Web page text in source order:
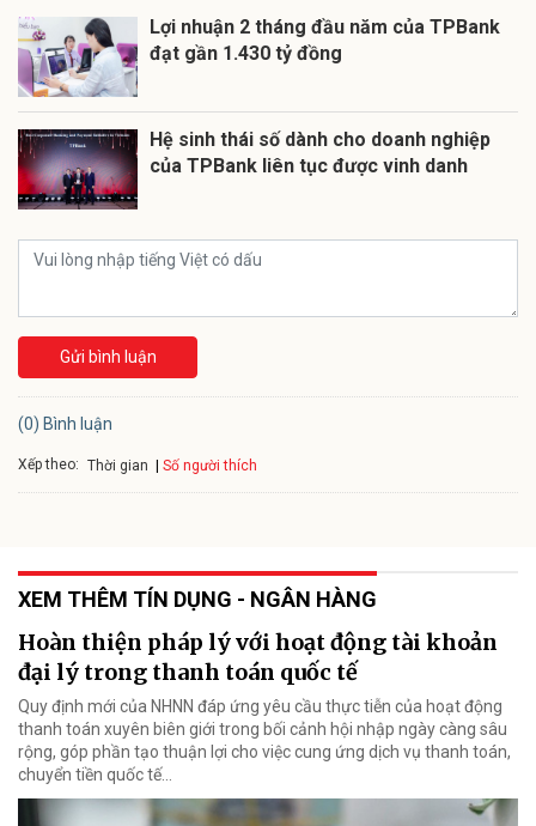
Lợi nhuận 2 tháng đầu năm của TPBank
đạt gần 1.430 tỷ đồng
Hệ sinh thái số dành cho doanh nghiệp
của TPBank liên tục được vinh danh
Gửi bình luận
(0) Bình luận
Xếp theo: Thời gian Số người thích
XEM THÊM TÍN DỤNG - NGÂN HÀNG
Hoàn thiện pháp lý với hoạt động tài khoản
đại lý trong thanh toán quốc tế
Quy định mới của NHNN đáp ứng yêu cầu thực tiễn của hoạt động
thanh toán xuyên biên giới trong bối cảnh hội nhập ngày càng sâu
rộng, góp phần tạo thuận lợi cho việc cung ứng dịch vụ thanh toán,
chuyển tiền quốc tế...